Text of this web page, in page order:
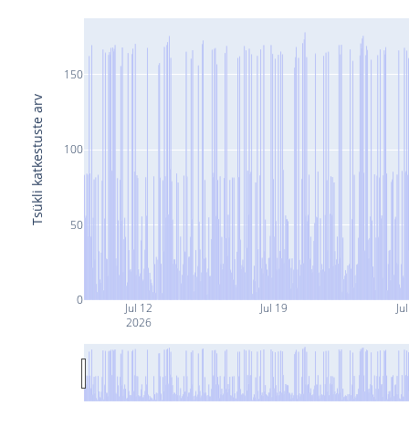
Jul 12
2026
Jul 19
0
50
100
150
Tsükli katkestuste arv